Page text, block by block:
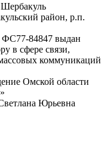
Шербакуль
район, р.п.
84847 выдан
в сфере связи,
коммуникаций
Омской области
Юрьевна